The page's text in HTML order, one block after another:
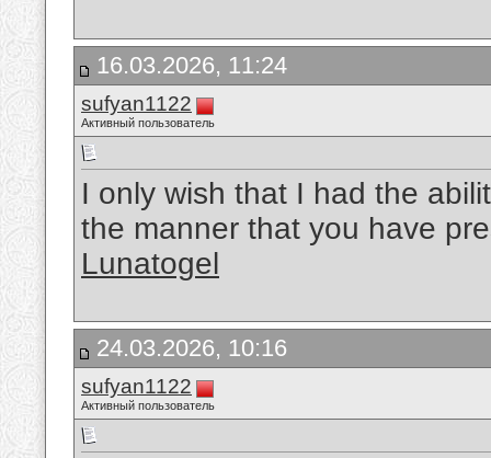
16.03.2026, 11:24
sufyan1122
Активный пользователь
I only wish that I had the
the manner that you have
Lunatogel
24.03.2026, 10:16
sufyan1122
Активный пользователь